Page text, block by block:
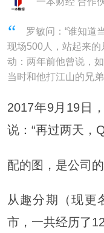
罗敏问：“谁知道
现场500人，站起来
动：两年前他曾说，
当时和他打江山的兄
2017年9月19日
说：“再过两天，
配的图，是公司的
从趣分期（现更
市，一共经历了